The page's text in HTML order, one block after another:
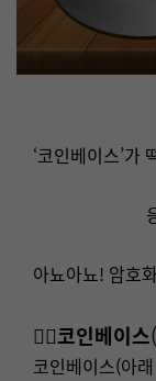
‘코인베이스’가
아뇨아뇨! 암호
👉🏻코인베이스(
코인베이스(아